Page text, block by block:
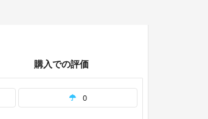
購入での評価
0